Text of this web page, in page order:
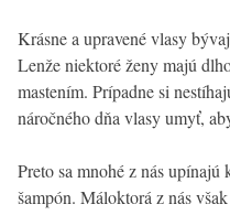
Krásne a upravené vlasy
Lenže niektoré ženy majú
mastením. Prípadne si
náročného dňa vlasy umyť,
Preto sa mnohé z nás
šampón. Máloktorá z nás